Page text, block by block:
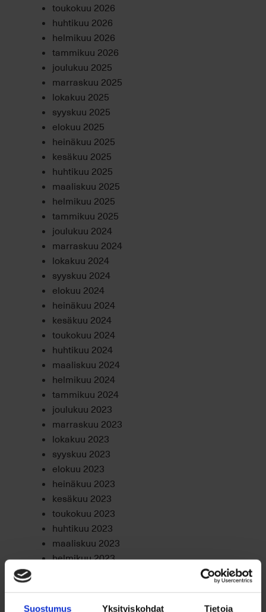
Suostumus Yksityiskohdat Tietoja
toukokuu 2026
huhtikuu 2026
helmikuu 2026
tammikuu 2026
joulukuu 2025
marraskuu 2025
lokakuu 2025
syyskuu 2025
elokuu 2025
heinäkuu 2025
kesäkuu 2025
huhtikuu 2025
maaliskuu 2025
helmikuu 2025
tammikuu 2025
joulukuu 2024
marraskuu 2024
lokakuu 2024
syyskuu 2024
elokuu 2024
heinäkuu 2024
kesäkuu 2024
toukokuu 2024
huhtikuu 2024
maaliskuu 2024
helmikuu 2024
tammikuu 2024
joulukuu 2023
marraskuu 2023
lokakuu 2023
syyskuu 2023
elokuu 2023
heinäkuu 2023
kesäkuu 2023
toukokuu 2023
huhtikuu 2023
maaliskuu 2023
helmikuu 2023
marraskuu 2022